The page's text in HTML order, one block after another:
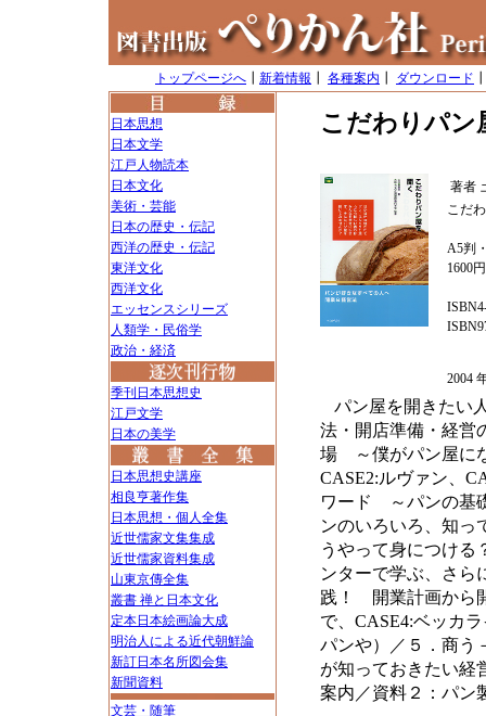
トップページへ 新着情報 各種案内 ダウンロード
日本思想
日本文学
江戸人物読本
日本文化
美術・芸能
日本の歴史・伝記
西洋の歴史・伝記
東洋文化
西洋文化
エッセンスシリーズ
人類学・民俗学
政治・経済
季刊日本思想史
江戸文学
日本の美学
日本思想史講座
相良亨著作集
日本思想・個人全集
近世儒家文集集成
近世儒家資料集成
山東京傳全集
叢書 禅と日本文化
定本日本絵画論大成
明治人による近代朝鮮論
新訂日本名所図会集
新聞資料
文芸・随筆
こだわりパン
著者
こだ
A5判
1600
2004
パン屋を開きたい
法・開店準備・経営
場 ～僕がパン屋に
CASE2:ルヴァン、
ワード ～パンの基
ンのいろいろ、知っ
うやって身につける
ンターで学ぶ、さら
践！ 開業計画から
で、CASE4:ベッカ
パンや）／５．商
が知っておきたい経
案内／資料２：パン